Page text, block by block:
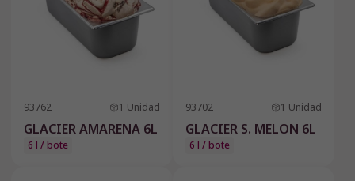
93762 1 Unidad
GLACIER AMARENA 6L
6 l / bote
93702 1 Unidad
GLACIER S. MELON 6L
6 l / bote